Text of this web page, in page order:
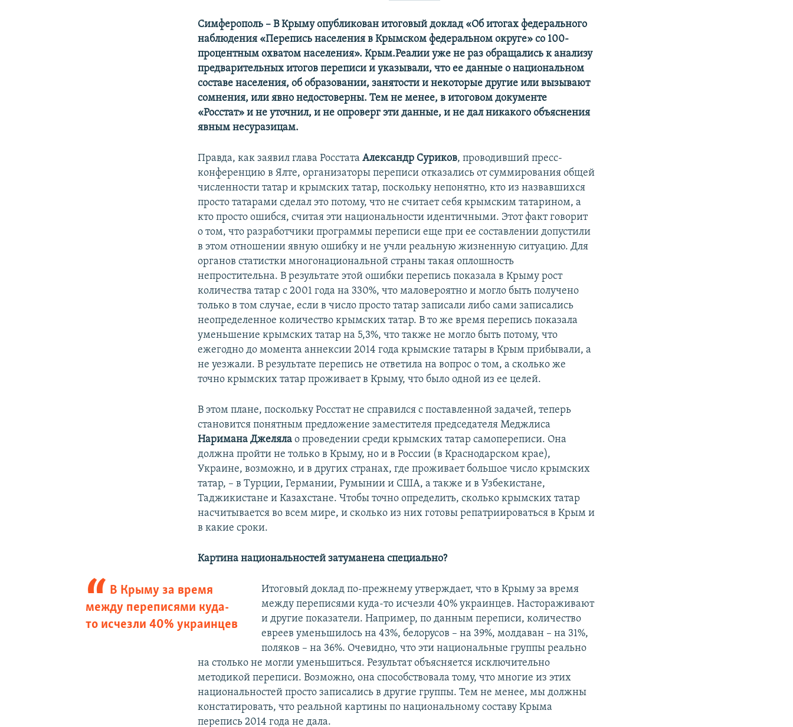
Симферополь – В Крыму опубликован итоговый доклад «Об итогах федерального
наблюдения «Перепись населения в Крымском федеральном округе» со 100-
процентным охватом населения». Крым.Реалии уже не раз обращались к анализу
предварительных итогов переписи и указывали, что ее данные о национальном
составе населения, об образовании, занятости и некоторые другие или вызывают
сомнения, или явно недостоверны. Тем не менее, в итоговом документе
«Росстат» и не уточнил, и не опроверг эти данные, и не дал никакого объяснения
явным несуразицам.
Правда, как заявил глава РосстатаАлександр Суриков, проводивший пресс-
конференцию в Ялте, организаторы переписи отказались от суммирования общей
численности татар и крымских татар, поскольку непонятно, кто из назвавшихся
просто татарами сделал это потому, что не считает себя крымским татарином, а
кто просто ошибся, считая эти национальности идентичными. Этот факт говорит
о том, что разработчики программы переписи еще при ее составлении допустили
в этом отношении явную ошибку и не учли реальную жизненную ситуацию. Для
органов статистки многонациональной страны такая оплошность
непростительна. В результате этой ошибки перепись показала в Крыму рост
количества татар с 2001 года на 330%, что маловероятно и могло быть получено
только в том случае, если в число просто татар записали либо сами записались
неопределенное количество крымских татар. В то же время перепись показала
уменьшение крымских татар на 5,3%, что также не могло быть потому, что
ежегодно до момента аннексии 2014 года крымские татары в Крым прибывали, а
не уезжали. В результате перепись не ответила на вопрос о том, а сколько же
точно крымских татар проживает в Крыму, что было одной из ее целей.
В этом плане, поскольку Росстат не справился с поставленной задачей, теперь
становится понятным предложение заместителя председателя Меджлиса
Наримана Джеляла о проведении среди крымских татар самопереписи. Она
должна пройти не только в Крыму, но и в России (в Краснодарском крае),
Украине, возможно, и в других странах, где проживает большое число крымских
татар, – в Турции, Германии, Румынии и США, а также и в Узбекистане,
Таджикистане и Казахстане. Чтобы точно определить, сколько крымских татар
насчитывается во всем мире, и сколько из них готовы репатриироваться в Крым и
в какие сроки.
Картина национальностей затуманена специально?
В Крыму за время
между переписями куда-
то исчезли 40% украинцев
Итоговый доклад по-прежнему утверждает, что в Крыму за время
между переписями куда-то исчезли 40% украинцев. Настораживают
и другие показатели. Например, по данным переписи, количество
евреев уменьшилось на 43%, белорусов – на 39%, молдаван – на 31%,
поляков – на 36%. Очевидно, что эти национальные группы реально
на столько не могли уменьшиться. Результат объясняется исключительно
методикой переписи. Возможно, она способствовала тому, что многие из этих
национальностей просто записались в другие группы. Тем не менее, мы должны
констатировать, что реальной картины по национальному составу Крыма
перепись 2014 года не дала.